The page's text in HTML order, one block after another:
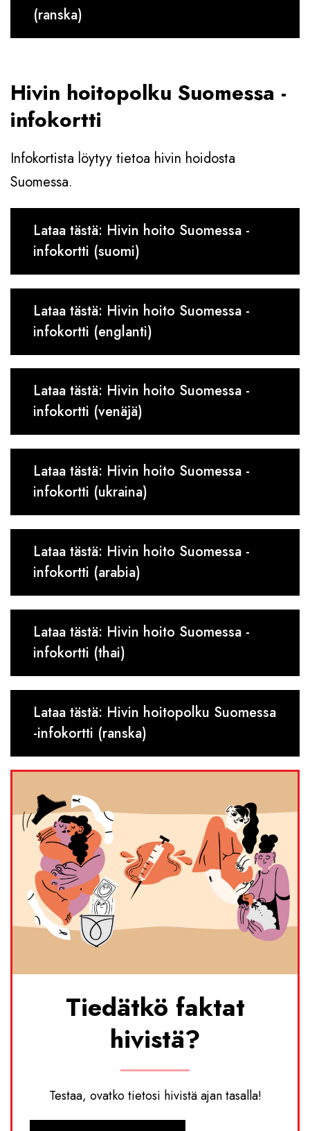
(ranska)
Hivin hoitopolku Suomessa -
infokortti
Infokortista löytyy tietoa hivin hoidosta
Suomessa.
Lataa tästä: Hivin hoito Suomessa -
infokortti (suomi)
Lataa tästä: Hivin hoito Suomessa -
infokortti (englanti)
Lataa tästä: Hivin hoito Suomessa -
infokortti (venäjä)
Lataa tästä: Hivin hoito Suomessa -
infokortti (ukraina)
Lataa tästä: Hivin hoito Suomessa -
infokortti (arabia)
Lataa tästä: Hivin hoito Suomessa -
infokortti (thai)
Lataa tästä: Hivin hoitopolku Suomessa
-infokortti (ranska)
Tiedätkö faktat
hivistä?
Testaa, ovatko tietosi hivistä ajan tasalla!